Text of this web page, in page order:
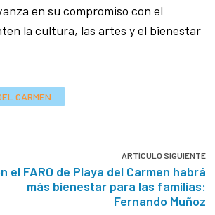
en su compromiso con el
la cultura, las artes y el bienestar
CARMEN
ARTÍCULO SIGUIENTE
el FARO de Playa del Carmen habrá
más bienestar para las familias:
Fernando Muñoz